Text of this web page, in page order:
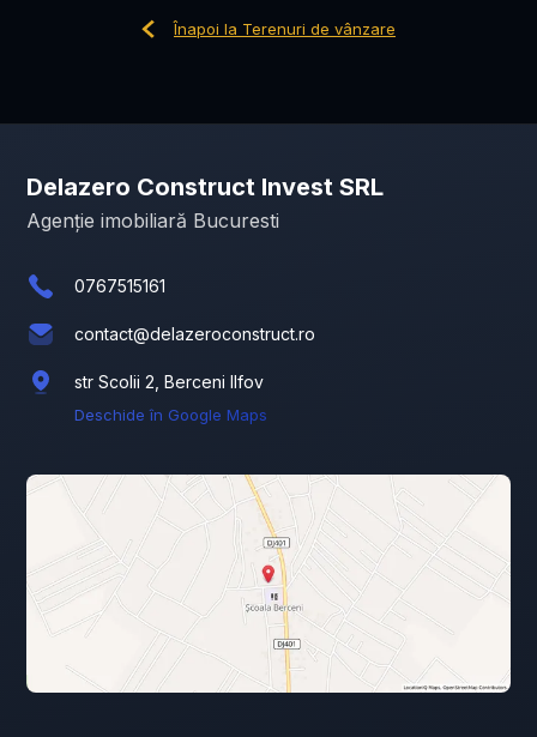
Înapoi la Terenuri de vânzare
Delazero Construct Invest SRL
Agenție imobiliară Bucuresti
0767515161
contact@delazeroconstruct.ro
str Scolii 2, Berceni Ilfov
Deschide în Google Maps